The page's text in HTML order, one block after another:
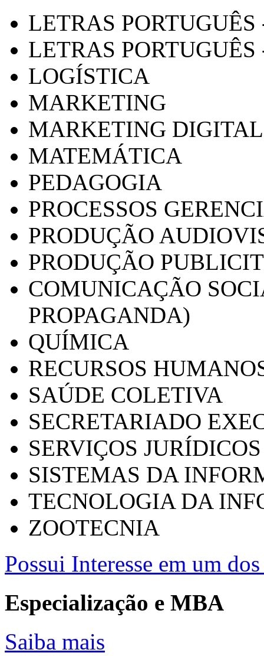
LETRAS
LETRAS PORTUGUÊS
LOGÍSTICA
MARKETING
MARKETING DIGITAL
MATEMÁTICA
PEDAGOGIA
PROCESSOS
PRODUÇÃO
PRODUÇÃO
COMUNICAÇÃO
PROPAGANDA)
QUÍMICA
RECURSOS
SAÚDE COLETIVA
SECRETARIADO
SERVIÇOS
SISTEMAS DA
TECNOLOGIA DA
ZOOTECNIA
Possui Interesse em um
Especialização e MBA
Saiba mais